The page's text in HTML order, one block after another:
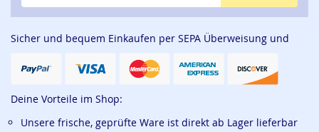
Sicher und bequem Einkaufen per SEPA Überweisung und
Deine Vorteile im Shop:
Unsere frische, geprüfte Ware ist direkt ab Lager lieferbar